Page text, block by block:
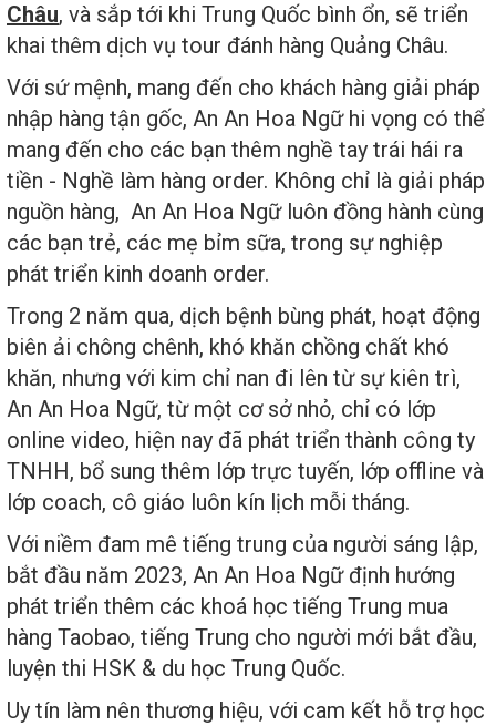
Châu, và sắp tới khi Trung Quốc bình ổn, sẽ triển
khai thêm dịch vụ tour đánh hàng Quảng Châu.
Với sứ mệnh, mang đến cho khách hàng giải pháp
nhập hàng tận gốc, An An Hoa Ngữ hi vọng có thể
mang đến cho các bạn thêm nghề tay trái hái ra
tiền - Nghề làm hàng order. Không chỉ là giải pháp
nguồn hàng, An An Hoa Ngữ luôn đồng hành cùng
các bạn trẻ, các mẹ bỉm sữa, trong sự nghiệp
phát triển kinh doanh order.
Trong 2 năm qua, dịch bệnh bùng phát, hoạt động
biên ải chông chênh, khó khăn chồng chất khó
khăn, nhưng với kim chỉ nan đi lên từ sự kiên trì,
An An Hoa Ngữ, từ một cơ sở nhỏ, chỉ có lớp
online video, hiện nay đã phát triển thành công ty
TNHH, bổ sung thêm lớp trực tuyến, lớp offline và
lớp coach, cô giáo luôn kín lịch mỗi tháng.
Với niềm đam mê tiếng trung của người sáng lập,
bắt đầu năm 2023, An An Hoa Ngữ định hướng
phát triển thêm các khoá học tiếng Trung mua
hàng Taobao, tiếng Trung cho người mới bắt đầu,
luyện thi HSK & du học Trung Quốc.
Uy tín làm nên thương hiệu, với cam kết hỗ trợ học